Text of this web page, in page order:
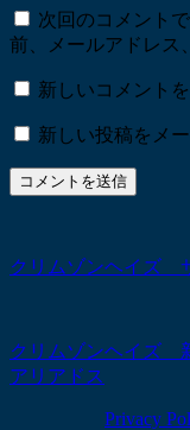
次回のコメント
前、メールアドレス
新しいコメント
新しい投稿をメ
クリムゾンヘイズ
クリムゾンヘイズ
アリアドス
Privacy